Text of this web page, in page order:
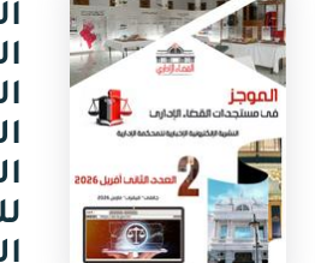
ارسال
الالكتروني